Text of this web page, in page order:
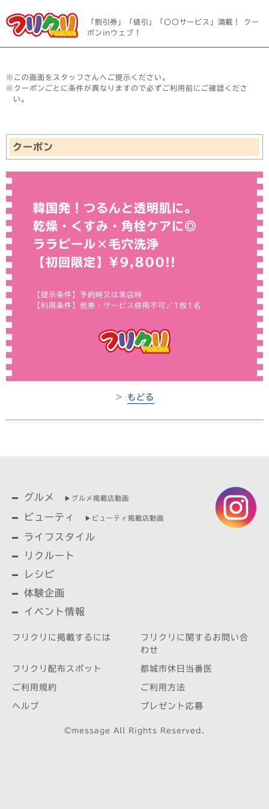
「割引券」「値引」「〇〇サービス」満載！ クー
ポンinウェブ！
※この画面をスタッフさんへご提示ください。
※クーポンごとに条件が異なりますので必ずご利用前にご確認くださ
い。
クーポン
韓国発！つるんと透明肌に。
乾燥・くすみ・角栓ケアに◎
ララピール×毛穴洗浄
【初回限定】¥9,800!!
【提示条件】予約時又は来店時
【利用条件】他券・サービス併用不可／1枚1名
＞ もどる
グルメ ▶︎グルメ掲載店動画
ビューティ ▶︎ビューティ掲載店動画
ライフスタイル
リクルート
レシピ
体験企画
イベント情報
フリクリに掲載するには
フリクリに関するお問い合
わせ
フリクリ配布スポット 都城市休日当番医
ご利用規約 ご利用方法
ヘルプ プレゼント応募
©message All Rights Reserved.